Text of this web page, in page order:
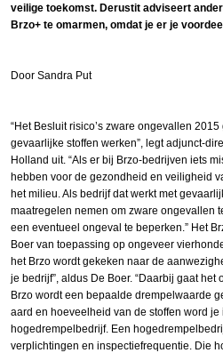
veilige toekomst. Derustit adviseert
Brzo+ te omarmen, omdat je er je
Door Sandra Put
“Het Besluit risico’s zware ongevallen
gevaarlijke stoffen werken”, legt adjunct-
Holland uit. “Als er bij Brzo-bedrijven iets
hebben voor de gezondheid en veiligheid
het milieu. Als bedrijf dat werkt met
maatregelen nemen om zware ongevallen
een eventueel ongeval te beperken.” Het
Boer van toepassing op ongeveer
het Brzo wordt gekeken naar de
je bedrijf”, aldus De Boer. “Daarbij gaat het
Brzo wordt een bepaalde drempelwaarde
aard en hoeveelheid van de stoffen word
hogedrempelbedrijf. Een
verplichtingen en inspectiefrequentie. Die